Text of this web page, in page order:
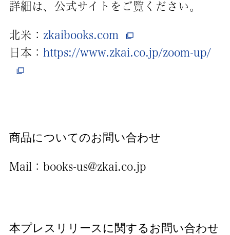
詳細は、公式サイトをご覧ください。
北米： zkaibooks.com
日本： https://www.zkai.co.jp/zoom-up/
商品についてのお問い合わせ
Mail：books-us@zkai.co.jp
本プレスリリースに関するお問い合わせ